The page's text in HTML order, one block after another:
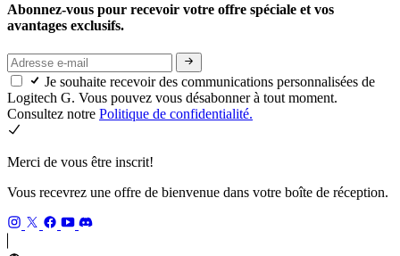
Abonnez-vous pour recevoir votre offre spéciale et vos
avantages exclusifs.
Je souhaite recevoir des communications personnalisées de
Logitech G. Vous pouvez vous désabonner à tout moment.
Consultez notre Politique de confidentialité.
Merci de vous être inscrit!
Vous recevrez une offre de bienvenue dans votre boîte de réception.